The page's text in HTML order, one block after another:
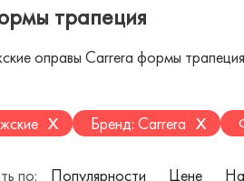
трапеция
оправы Carrera формы
x Бренд: Carrera x
по: Популярности Цене